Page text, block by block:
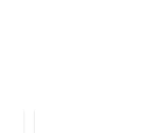
e rápido. Basta adicionar
refrescante para os dias